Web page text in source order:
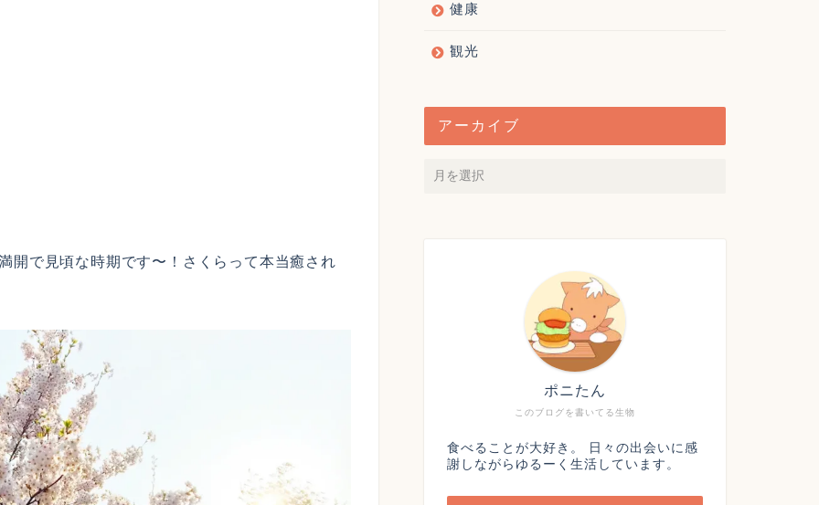
開で見頃な時期です〜！さくらって本当癒され
健康
観光
アーカイブ
このブログを書いてる生物
ポニたん
食べることが大好き。 日々の出会いに感
謝しながらゆるーく生活しています。